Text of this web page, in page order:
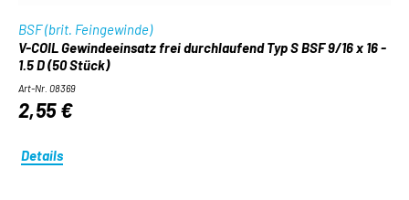
BSF (brit. Feingewinde)
V-COIL Gewindeeinsatz frei durchlaufend Typ S BSF 9/16 x 16 -
1.5 D (50 Stück)
Art-Nr. 08369
2,55 €
Details